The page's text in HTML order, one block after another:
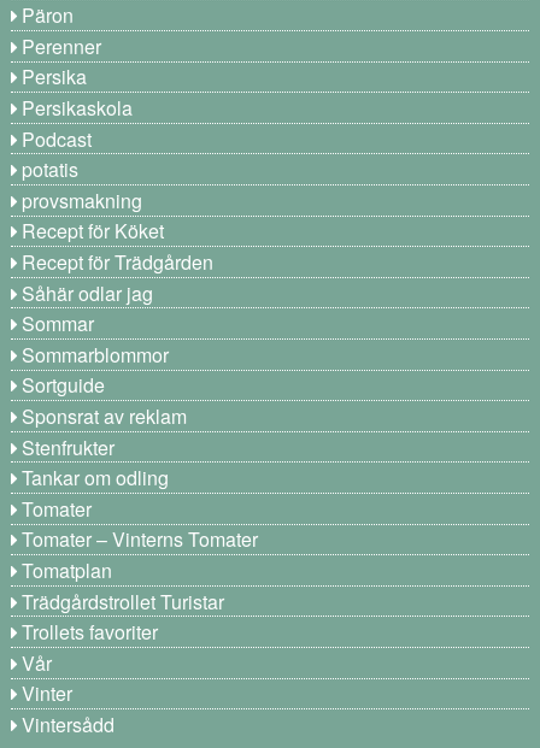
Päron
Perenner
Persika
Persikaskola
Podcast
potatis
provsmakning
Recept för Köket
Recept för Trädgården
Såhär odlar jag
Sommar
Sommarblommor
Sortguide
Sponsrat av reklam
Stenfrukter
Tankar om odling
Tomater
Tomater – Vinterns Tomater
Tomatplan
Trädgårdstrollet Turistar
Trollets favoriter
Vår
Vinter
Vintersådd